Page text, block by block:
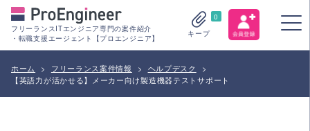
フリーランスITエンジニア専門の案件紹介
・転職支援エージェント【プロエンジニア】
0
キープ
ホーム > フリーランス案件情報 > ヘルプデスク
>
【英語力が活かせる】メーカー向け製造機器テストサポート